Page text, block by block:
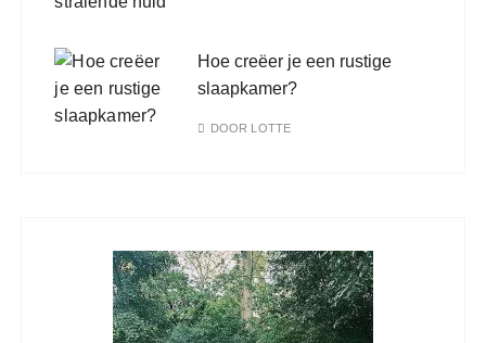
Hoe creëer je een rustige
slaapkamer?
DOOR LOTTE